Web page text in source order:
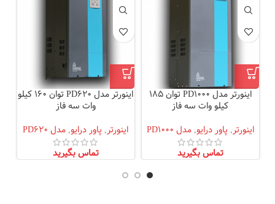
اینورتر مدل PD1000 توان 185
کیلو وات سه فاز
اینورتر, پاور درایو,مدل PD1000
تماس بگیرید
اینورتر مدل PD620 توان 160 کیلو
وات سه فاز
اینورتر, پاور درایو,مدل PD620
تماس بگیرید